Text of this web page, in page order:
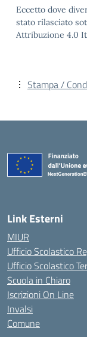
Eccetto dove
stato rilasciato
Attribuzione 4.0
Stampa /
Link Esterni
MIUR
Ufficio Scolastico
Ufficio Scolastico
Scuola in Chiaro
Iscrizioni On Line
Invalsi
Comune